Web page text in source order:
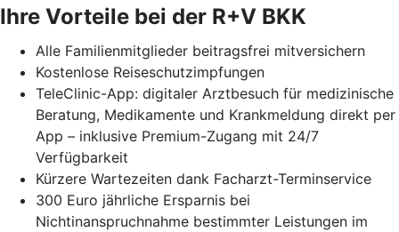
Ihre Vorteile bei der R+V BKK
Alle Familienmitglieder beitragsfrei mitversichern
Kostenlose Reiseschutzimpfungen
TeleClinic-App: digitaler Arztbesuch für medizinische
Beratung, Medikamente und Krankmeldung direkt per
App – inklusive Premium-Zugang mit 24/7
Verfügbarkeit
Kürzere Wartezeiten dank Facharzt-Terminservice
300 Euro jährliche Ersparnis bei
Nichtinanspruchnahme bestimmter Leistungen im